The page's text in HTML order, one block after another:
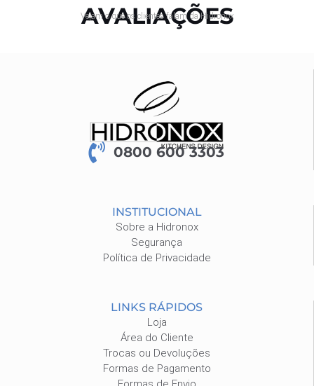
AVALIAÇÕES
Vejam o que os clientes falam da Hidronox
0800 600 3303
INSTITUCIONAL
Sobre a Hidronox
Segurança
Política de Privacidade
LINKS RÁPIDOS
Loja
Área do Cliente
Trocas ou Devoluções
Formas de Pagamento